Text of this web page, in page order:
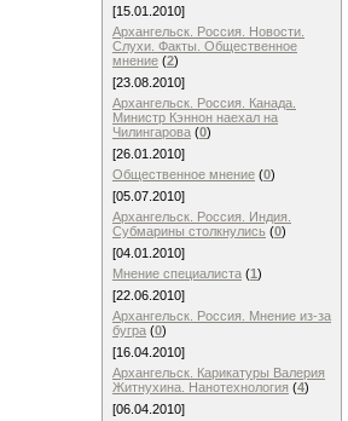
[15.01.2010]
Архангельск. Россия. Новости.
Слухи. Факты. Общественное
мнение (2)
[23.08.2010]
Архангельск. Россия. Канада.
Министр Кэннон наехал на
Чилингарова (0)
[26.01.2010]
Общественное мнение (0)
[05.07.2010]
Архангельск. Россия. Индия.
Субмарины столкнулись (0)
[04.01.2010]
Мнение специалиста (1)
[22.06.2010]
Архангельск. Россия. Мнение из-за
бугра (0)
[16.04.2010]
Архангельск. Карикатуры Валерия
Житнухина. Нанотехнология (4)
[06.04.2010]